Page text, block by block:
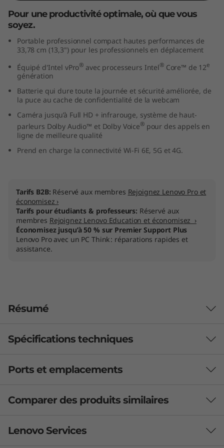
e
Pour une productivité optimale, où que vous
soyez.
Portable professionnel compact hautes performances de
33,78 cm (13,3") pour les professionnels en déplacement
Équipé d'Intel vPro® avec processeurs Intel® Core™ de 12e
génération
Batterie qui dure toute la journée et sécurité améliorée, de
la puce au cache de confidentialité de la webcam
Caméra jusqu’à Full HD + infrarouge, système de haut-
parleurs Dolby Audio™ et Dolby Voice® pour des appels en
ligne de meilleure qualité
Prend en charge la connectivité Wi-Fi 6E, 5G et 4G.
Tarifs B2B: Réservé aux membres Rejoignez Lenovo Pro et
économisez ›
Tarifs pour étudiants & professeurs: Réservé aux
membres Rejoignez Lenovo Education et économisez ›
Économisez jusqu’à 50 % sur Premier Support Plus
Lenovo Pro avec un PC Think : réparations rapides et
assistance.
Résumé
Spécifications techniques
Jusqu’à 9,1 heures* à 41 Wh (MM18)
Jusqu'à 12,2 heures* à 54,7 Wh (MM18)
minutes) avec adaptateur secteur 65 W
Ports et emplacements
Comparer des produits similaires
3 Similiar products selected
Lenovo Services